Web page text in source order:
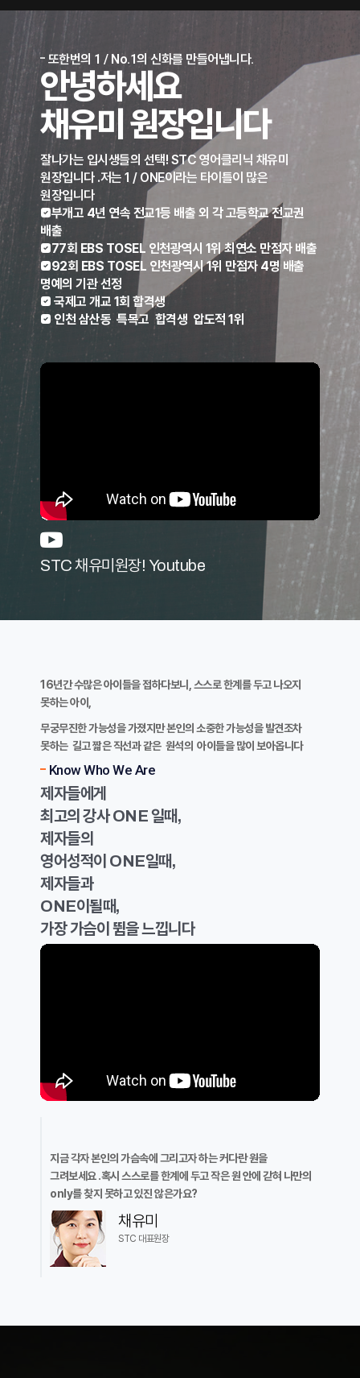
또한번의 1 / No.1의 신화를 만들어냅니다.
안녕하세요
채유미 원장입니다
잘나가는 입시생들의 선택! STC 영어클리닉 채유미
원장입니다 .저는 1 / ONE이라는 타이틀이 많은
원장입니다
부개고 4년 연속 전교1등 배출 외 각 고등학교 전교권
배출
77회 EBS TOSEL 인천광역시 1위 최연소 만점자 배출
92회 EBS TOSEL 인천광역시 1위 만점자 4명 배출
명예의 기관 선정
 국제고 개교 1회 합격생
 인천 삼산동 특목고 합격생 압도적 1위
STC 채유미원장! Youtube
16년간 수많은 아이들을 접하다보니, 스스로 한계를 두고 나오지
못하는 아이,
무궁무진한 가능성을 가졌지만 본인의 소중한 가능성을 발견조차
못하는 길고 짧은 직선과 같은 원석의 아이들을 많이 보아옵니다
Know Who We Are
제자들에게
최고의 강사 ONE 일때,
제자들의
영어성적이 ONE일때,
제자들과
ONE이될때,
가장 가슴이 뜀을 느낍니다
지금 각자 본인의 가슴속에 그리고자 하는 커다란 원을
그려보세요 .혹시 스스로를 한계에 두고 작은 원 안에 갇혀 나만의
only를 찾지 못하고 있진 않은가요?
채유미
STC 대표원장